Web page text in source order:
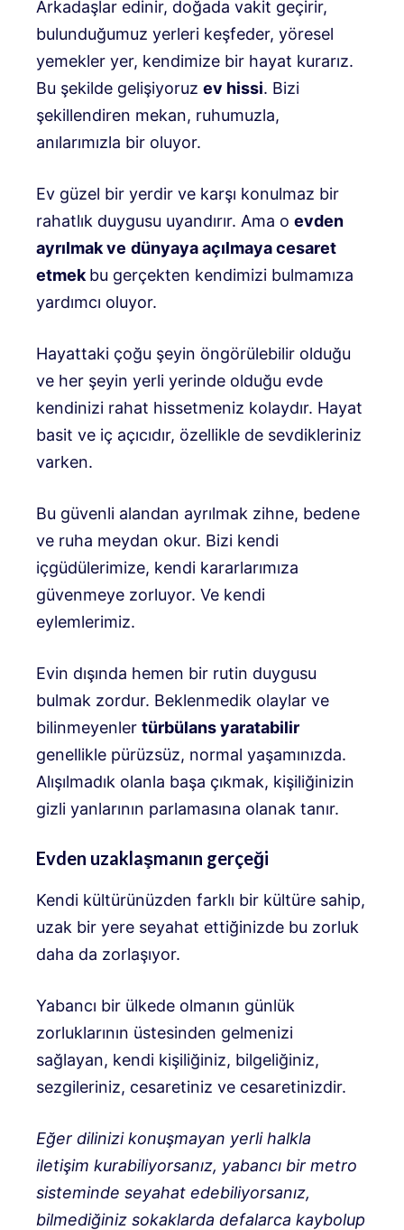
Arkadaşlar edinir, doğada vakit geçirir,
bulunduğumuz yerleri keşfeder, yöresel
yemekler yer, kendimize bir hayat kurarız.
Bu şekilde gelişiyoruz ev hissi. Bizi
şekillendiren mekan, ruhumuzla,
anılarımızla bir oluyor.
Ev güzel bir yerdir ve karşı konulmaz bir
rahatlık duygusu uyandırır. Ama o evden
ayrılmak ve dünyaya açılmaya cesaret
etmekbu gerçekten kendimizi bulmamıza
yardımcı oluyor.
Hayattaki çoğu şeyin öngörülebilir olduğu
ve her şeyin yerli yerinde olduğu evde
kendinizi rahat hissetmeniz kolaydır. Hayat
basit ve iç açıcıdır, özellikle de sevdikleriniz
varken.
Bu güvenli alandan ayrılmak zihne, bedene
ve ruha meydan okur. Bizi kendi
içgüdülerimize, kendi kararlarımıza
güvenmeye zorluyor. Ve kendi
eylemlerimiz.
Evin dışında hemen bir rutin duygusu
bulmak zordur. Beklenmedik olaylar ve
bilinmeyenler türbülans yaratabilir
genellikle pürüzsüz, normal yaşamınızda.
Alışılmadık olanla başa çıkmak, kişiliğinizin
gizli yanlarının parlamasına olanak tanır.
Evden uzaklaşmanın gerçeği
Kendi kültürünüzden farklı bir kültüre sahip,
uzak bir yere seyahat ettiğinizde bu zorluk
daha da zorlaşıyor.
Yabancı bir ülkede olmanın günlük
zorluklarının üstesinden gelmenizi
sağlayan, kendi kişiliğiniz, bilgeliğiniz,
sezgileriniz, cesaretiniz ve cesaretinizdir.
Eğer dilinizi konuşmayan yerli halkla
iletişim kurabiliyorsanız, yabancı bir metro
sisteminde seyahat edebiliyorsanız,
bilmediğiniz sokaklarda defalarca kaybolup